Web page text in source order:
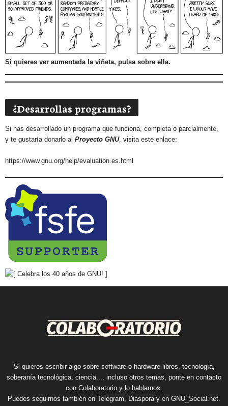
Si quieres ver aumentada la viñeta, pulsa sobre ella.
¿Desarrollas programas?
Si has desarrollado un programa que funciona, completa o parcialmente,
y te gustaría donarlo al Proyecto GNU, visita este enlace:
https://www.gnu.org/help/evaluation.es.html
Si quieres escribir algo sobre software o hardware libres, tecnología,
soberanía tecnológica, ciencia..., incluso otros temas, ponte en contacto
con Colaboratorio y lo hablamos.
Puedes seguirnos también en Telegram, Diasporay en GNU_Social.net.